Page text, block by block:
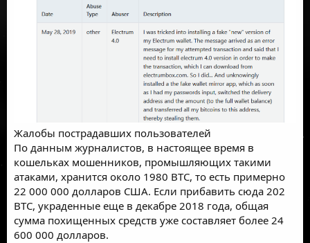
Жалобы пострадавших пользователей
По данным журналистов, в настоящее время в
кошельках мошенников, промышляющих такими
атаками, хранится около 1980 BTC, то есть примерно
22 000 000 долларов США. Если прибавить сюда 202
BTC, украденные еще в декабре 2018 года, общая
сумма похищенных средств уже составляет более 24
600 000 долларов.